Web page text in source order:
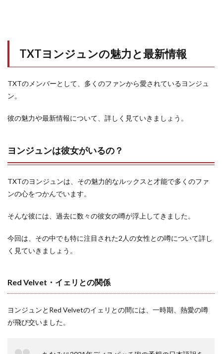
TXTヨンジュンの魅力と最新情報
TXTのメンバーとして、多くのファンから愛されているヨンジュ
ン。
彼の魅力や最新情報について、詳しく見ていきましょう。
ヨンジュンは彼女がいるの？
TXTのヨンジュンは、その魅力的なルックスと才能で多くのファ
ンの心をつかんでいます。
そんな彼には、過去に数々の彼女の噂が浮上してきました。
今回は、その中でも特に注目された2人の女性との噂について詳し
く見ていきましょう。
Red Velvet・イェリとの関係
ヨンジュンとRed Velvetのイェリとの間には、一時期、熱愛の噂
が飛び交いました。